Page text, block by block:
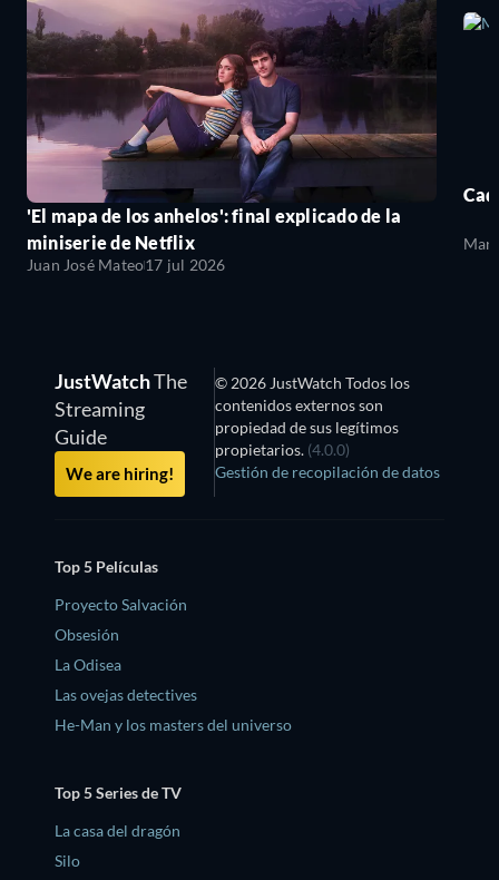
'El mapa de los anhelos': final explicado de la
miniserie de Netflix
Juan José Mateo17 jul 2026
JustWatchThe
Streaming
Guide
We are hiring!
© 2026 JustWatch Todos los
contenidos externos son
propiedad de sus legítimos
propietarios. (4.0.0)
Gestión de recopilación de datos
Top 5 Películas
Proyecto Salvación
Obsesión
La Odisea
Las ovejas detectives
He-Man y los masters del universo
Top 5 Series de TV
La casa del dragón
Silo